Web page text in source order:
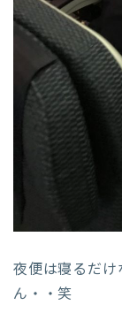
夜便は寝るだ
ん・・笑